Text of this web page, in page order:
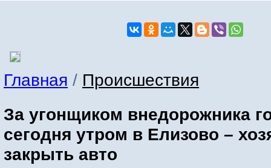
Главная / Происшествия
За угонщиком внедорожника
сегодня утром в Елизово –
закрыть авто